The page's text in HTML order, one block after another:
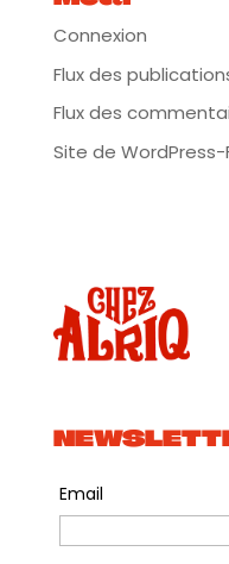
Connexion
Flux des
Flux des
Site de WordPress-
Email